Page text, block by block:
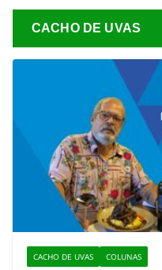
CACHO DE UVAS
CACHO DE UVAS COLUNAS